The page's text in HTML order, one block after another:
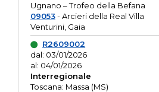
Ugnano – Trofeo della Befana
09053- Arcieri della Real Villa
Venturini, Gaia
R2609002
dal: 03/01/2026
al: 04/01/2026
Interregionale
Toscana: Massa (MS)